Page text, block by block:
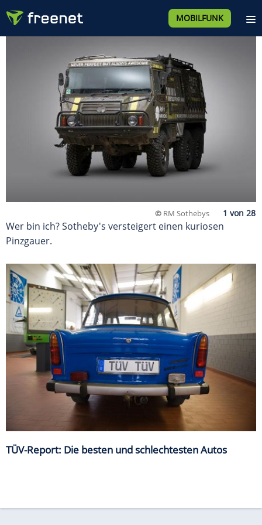
MOBILFUNK
© RM Sothebys
Wer bin ich? Sotheby's versteigert einen kuriosen
Pinzgauer.
TÜV-Report: Die besten und schlechtesten Autos